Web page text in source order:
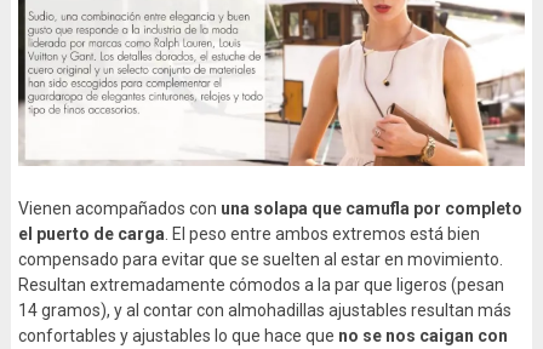
Vienen acompañados con una solapa que camufla por completo
el puerto de carga . El peso entre ambos extremos está bien
compensado para evitar que se suelten al estar en movimiento.
Resultan extremadamente cómodos a la par que ligeros (pesan
14 gramos), y al contar con almohadillas ajustables resultan más
confortables y ajustables lo que hace que no se nos caigan con